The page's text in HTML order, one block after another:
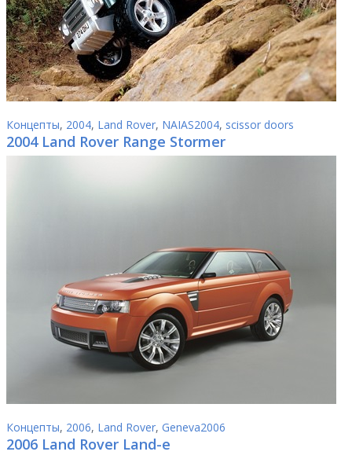
Концепты, 2004, Land Rover, NAIAS2004, scissor doors
2004 Land Rover Range Stormer
Концепты, 2006, Land Rover, Geneva2006
2006 Land Rover Land-e